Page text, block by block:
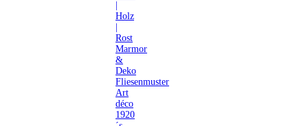
Holz
Rost
Marmor
&
Deko
Fliesenmuster
Art
déco
1920